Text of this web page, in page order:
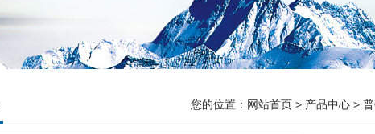
您的位置： 网站首页 > 产品中心 >